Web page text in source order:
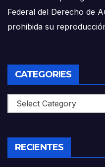
Federal del Derecho de
prohibida su
CATEGORIES
Categories
RECIENTES